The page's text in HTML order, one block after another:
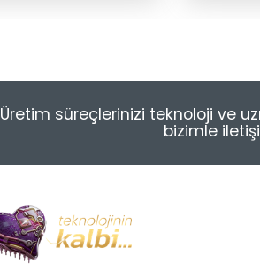
Üretim süreçlerinizi teknoloji ve
bizimle